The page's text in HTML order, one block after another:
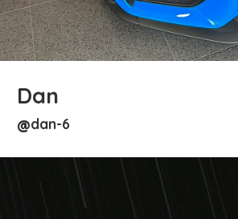
Dan
@dan-6